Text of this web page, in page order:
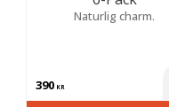
Naturlig charm.
390 KR